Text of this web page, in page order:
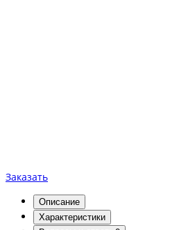
Заказать
Описание
Характеристики